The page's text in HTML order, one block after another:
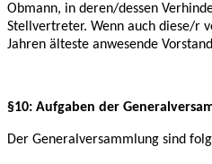
Obmann, in deren/dessen
Stellvertreter. Wenn auch diese/r
Jahren älteste anwesende
§10: Aufgaben der
Der Generalversammlung sind